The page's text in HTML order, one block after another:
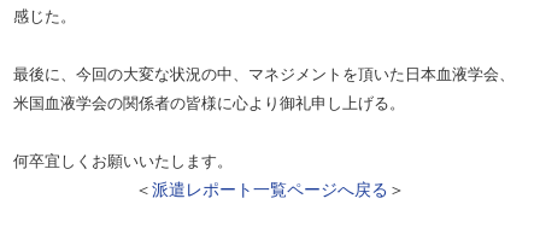
感じた。
最後に、今回の大変な状況の中、マネジメントを頂いた日本血液学会、
米国血液学会の関係者の皆様に心より御礼申し上げる。
何卒宜しくお願いいたします。
＜派遣レポート一覧ページへ戻る ＞